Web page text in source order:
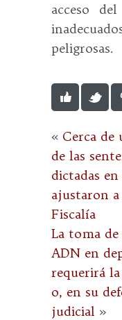
acceso
peligrosas.
« Cerca de
de las
dictadas
ajustaron
Fiscalía
La toma
ADN en
requerirá
o, en su
judicial »